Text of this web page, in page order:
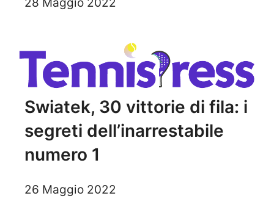
Swiatek, 30 vittorie di fila: i
segreti dell’inarrestabile
numero 1
26 Maggio 2022